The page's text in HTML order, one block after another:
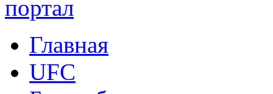
Главная
UFC